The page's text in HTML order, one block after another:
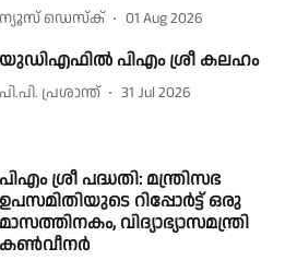
ന്യൂസ് ഡെസ്ക് 01 Aug 2026
യുഡിഎഫിൽ പിഎം ശ്രീ കലഹം
പി.പി. പ്രശാന്ത് 31 Jul 2026
പിഎം ശ്രീ പദ്ധതി: മന്ത്രിസഭ
ഉപസമിതിയുടെ റിപ്പോർട്ട് ഒരു
മാസത്തിനകം, വിദ്യാഭ്യാസമന്ത്രി
കൺവീനർ